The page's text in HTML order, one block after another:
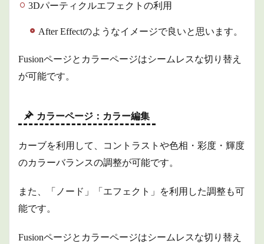
3Dパーティクルエフェクトの利用
After Effectのようなイメージで良いと思います。
Fusionページとカラーページはシームレスな切り替え
が可能です。
カラーページ：カラー編集
カーブを利用して、コントラストや色相・彩度・輝度
のカラーバランスの調整が可能です。
また、「ノード」「エフェクト」を利用した調整も可
能です。
Fusionページとカラーページはシームレスな切り替え